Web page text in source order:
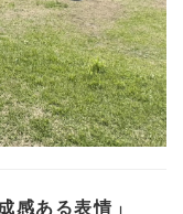
感ある表情」